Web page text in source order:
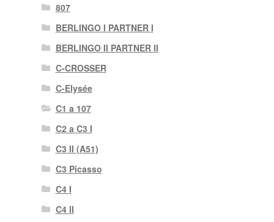
807
BERLINGO I PARTNER I
BERLINGO II PARTNER II
C-CROSSER
C-Elysée
C1 a 107
C2 a C3 I
C3 II (A51)
C3 Picasso
C4 I
C4 II